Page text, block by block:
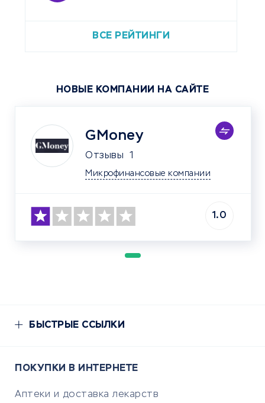
ВСЕ РЕЙТИНГИ
НОВЫЕ КОМПАНИИ НА САЙТЕ
GMoney
Отзывы 1
Микрофинансовые компании
1.0
БЫСТРЫЕ ССЫЛКИ
ПОКУПКИ В ИНТЕРНЕТЕ
Аптеки и доставка лекарств